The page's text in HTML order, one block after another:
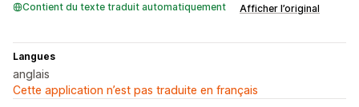
Contient du texte traduit automatiquement Afficher l’original
Langues
anglais
Cette application n’est pas traduite en français